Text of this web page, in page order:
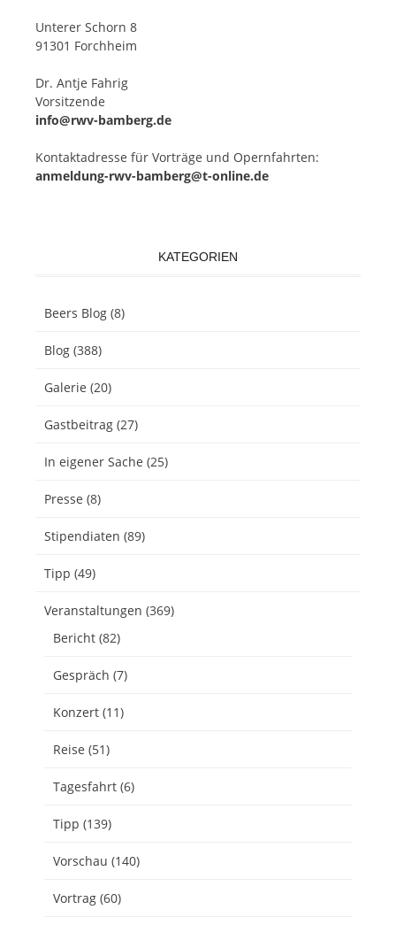
Un­te­rer Schorn 8
91301 Forchheim
Dr. Ant­je Fahrig
Vorsitzende
info@rwv-bamberg.de
Kon­takt­adres­se für Vor­trä­ge und Opern­fahr­ten:
anmeldung-rwv-bamberg@t-online.de
KATEGORIEN
Beers Blog (8)
Blog (388)
Galerie (20)
Gastbeitrag (27)
In eigener Sache (25)
Presse (8)
Stipendiaten (89)
Tipp (49)
Veranstaltungen (369)
Bericht (82)
Gespräch (7)
Konzert (11)
Reise (51)
Tagesfahrt (6)
Tipp (139)
Vorschau (140)
Vortrag (60)